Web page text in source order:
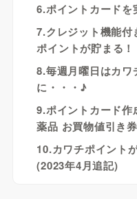
6.ポイントカード
7.クレジット機能
ポイントが貯まる！
8.毎週月曜日はカワ
に・・・♪
9.ポイントカード
薬品 お買物値引き券
10.カワチポイント
(2023年4月追記)